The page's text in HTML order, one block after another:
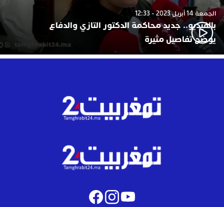
الجمعة 14 أبريل 2023 - 12:33
بالفيديو.. جديد محاكمة الدكتور التازي والدفاع
يوضح تفاصيل مثيرة